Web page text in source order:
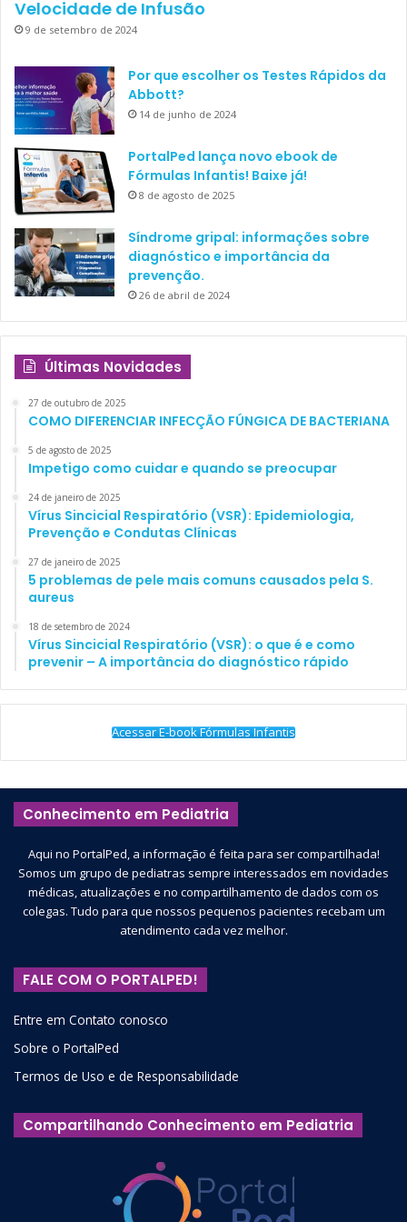
participar do projeto. Foram excluídos aqueles que
apresentavam sepse clínica, história de prematuridade,
uso de antibióticos. Também foram excluídos aqueles com
bacteremia sem evidência de ITU, aqueles em que o agente
identificado em hemocultura fora diferente do isolado em
urocultura e, por fim, aqueles em que a amostra de urina
fora colhida por saco coletor (ou para os quais não havia
informação sobre a forma de coleta). Ao final, foram
elegíveis para dar continuidade ao trabalho 4.147 lactentes,
para os quais obrigatoriamente foram coletadas amostras
de urina para urinálise e urocultura via cateterização uretral
ou punção suprapúbica).
URINÁLISE: COMPONENTES
AVALIADOS
Na urinálise, três componentes foram avaliados:
a leucócito esterase (LE),
o nitrito e
a leucocitúria (ou piúria).
LEfoi considerada positiva caso qualquer quantidade
dessa enzima (incluindo “traços”) tivesse sido
possíveis: positivo ou negativo.Piúria, por sua vez, foi
definida como a presença de >5 leucócitos por campo
de grande aumento.
A urinálise foi considerada positiva caso LE, nitritos
piúria estivessem presentes, sendo negativa caso
Para o conceito de ITU, duas definições foram aplicadas no
estudo (baseadas em definições de trabalhos anteriores):
o crescimento de ≥50.000 UFC/mL (unidades
formadoras de colônias por mililitro) de amostras
obtidas a partir de sondagem vesical ou o crescimento
obtidas a partir de sondagem vesical ou o crescimento
de ≥1.000 UFC/mL de amostras obtidas a partir de
punção suprapúbica.
Foram consideradas negativas as uroculturas que não
apresentaram crescimento bacteriano, as que
Velocidade de Infusão
9 de setembro de 2024
Por que escolher os Testes Rápidos da
Abbott?
14 de junho de 2024
PortalPed lança novo ebook de
Fórmulas Infantis! Baixe já!
8 de agosto de 2025
Síndrome gripal: informações sobre
diagnóstico e importância da
prevenção.
26 de abril de 2024
Últimas Novidades
27 de outubro de 2025
COMO DIFERENCIAR INFECÇÃO FÚNGICA DE BACTERIANA
5 de agosto de 2025
Impetigo como cuidar e quando se preocupar
24 de janeiro de 2025
Vírus Sincicial Respiratório (VSR): Epidemiologia,
Prevenção e Condutas Clínicas
27 de janeiro de 2025
5 problemas de pele mais comuns causados pela S.
aureus
18 de setembro de 2024
Vírus Sincicial Respiratório (VSR): o que é e como
prevenir – A importância do diagnóstico rápido
Acessar E-book Fórmulas Infantis
Conhecimento em Pediatria
Aqui no PortalPed, a informação é feita para ser compartilhada!
Somos um grupo de pediatras sempre interessados em novidades
médicas, atualizações e no compartilhamento de dados com os
colegas. Tudo para que nossos pequenos pacientes recebam um
atendimento cada vez melhor.
FALE COM O PORTALPED!
Entre em Contato conosco
Sobre o PortalPed
Termos de Uso e de Responsabilidade
Compartilhando Conhecimento em Pediatria